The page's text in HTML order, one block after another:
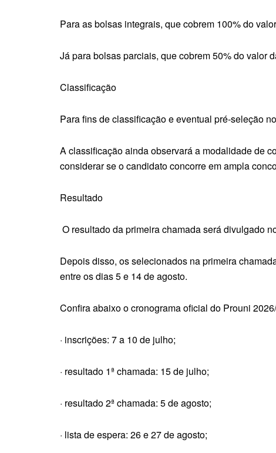
Para as bolsas integrais, que cobrem 100% do
Já para bolsas parciais, que cobrem 50% do valor
Classificação
Para fins de classificação e eventual pré-seleção
A classificação ainda observará a modalidade de
considerar se o candidato concorre em ampla
Resultado
O resultado da primeira chamada será divulgado
Depois disso, os selecionados na primeira
entre os dias 5 e 14 de agosto.
Confira abaixo o cronograma oficial do Prouni
· inscrições: 7 a 10 de julho;
· resultado 1ª chamada: 15 de julho;
· resultado 2ª chamada: 5 de agosto;
· lista de espera: 26 e 27 de agosto;